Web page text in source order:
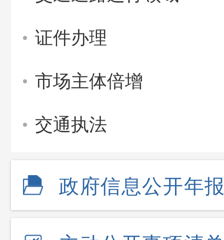
证件办理
市场主体倍增
交通执法
政府信息公开年